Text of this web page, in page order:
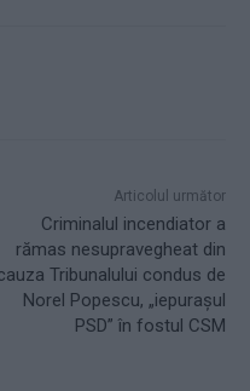
Articolul următor
Criminalul incendiator a
rămas nesupravegheat din
Tribunalului condus de
Norel Popescu, „iepurașul
PSD” în fostul CSM